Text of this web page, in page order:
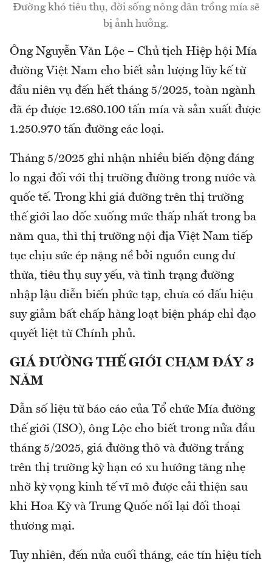
Đường khó tiêu thụ, đời sống nông dân trồng mía sẽ
bị ảnh hưởng.
Ông Nguyễn Văn Lộc – Chủ tịch Hiệp hội Mía
đường Việt Nam cho biết sản lượng lũy kế từ
đầu niên vụ đến hết tháng 5/2025, toàn ngành
đã ép được 12.680.100 tấn mía và sản xuất được
1.250.970 tấn đường các loại.
Tháng 5/2025 ghi nhận nhiều biến động đáng
lo ngại đối với thị trường đường trong nước và
quốc tế. Trong khi giá đường trên thị trường
thế giới lao dốc xuống mức thấp nhất trong ba
năm qua, thì thị trường nội địa Việt Nam tiếp
tục chịu sức ép nặng nề bởi nguồn cung dư
thừa, tiêu thụ suy yếu, và tình trạng đường
nhập lậu diễn biến phức tạp, chưa có dấu hiệu
suy giảm bất chấp hàng loạt biện pháp chỉ đạo
quyết liệt từ Chính phủ.
GIÁ ĐƯỜNG THẾ GIỚI CHẠM ĐÁY 3
NĂM
Dẫn số liệu từ báo cáo của Tổ chức Mía đường
thế giới (ISO), ông Lộc cho biết trong nửa đầu
tháng 5/2025, giá đường thô và đường trắng
trên thị trường kỳ hạn có xu hướng tăng nhẹ
nhờ kỳ vọng kinh tế vĩ mô được cải thiện sau
khi Hoa Kỳ và Trung Quốc nối lại đối thoại
thương mại.
Tuy nhiên, đến nửa cuối tháng, các tín hiệu tích